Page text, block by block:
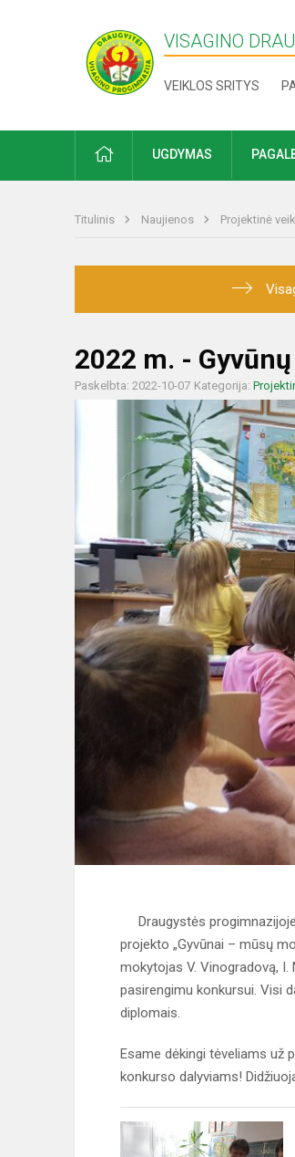
VISAGINO
VEIKLOS SRITYS
PRADŽIAUGDYMAS
Titulinis Naujienos Projektinė
2022 m. -
Paskelbta: 2022-10-07 Kategorija:
Draugystės progimnazijoje
projekto „Gyvūnai – mūsų
mokytojas V. Vinogradovą,
pasirengimu konkursui. Visi
diplomais.
Esame dėkingi tėveliams už
konkurso dalyviams!